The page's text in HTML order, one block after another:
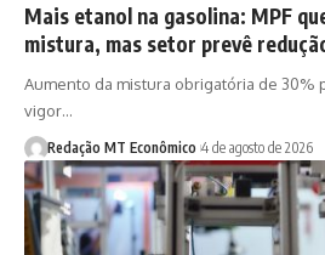
Mais etanol na gasolina: MPF
mistura, mas setor prevê
Aumento da mistura obrigatória de 30%
vigor…
Redação MT Econômico 4 de agosto de 2026